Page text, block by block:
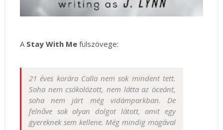
A Stay With Mefülszövege:
21 éves korára Calla nem sok mindent tett.
Soha nem csókolózott, nem látta az óceánt,
soha nem járt még vidámparkban. De
felnőve sok olyan dolgot látott, amit egy
gyereknek sem kellene. Még mindig magával